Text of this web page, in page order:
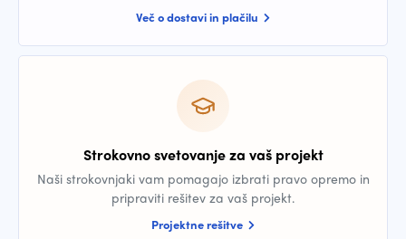
Več o dostavi in plačilu
Strokovno svetovanje za vaš projekt
Naši strokovnjaki vam pomagajo izbrati pravo opremo in
pripraviti rešitev za vaš projekt.
Projektne rešitve